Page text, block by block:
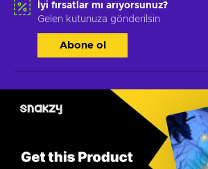
İyi fırsatlar mı arıyorsunuz?
Gelen kutunuza gönderilsin
Abone ol